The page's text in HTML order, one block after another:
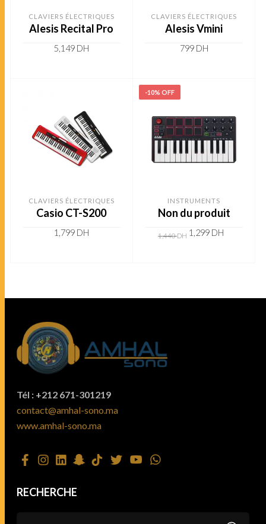
CLAVIERS ÉLECTRIQUES
Alesis Recital Pro
5,149 DH
CLAVIERS ÉLECTRIQUES
Alesis Vmini
799 DH
CLAVIERS ÉLECTRIQUES
Casio CT-S200
1,799 DH
-10% OFF
INSTRUMENTS
Non du produit
1,440DH 1,299 DH
Tél : +212 671-301219
contact@amhal-sono.ma
www.amhal-sono.ma
RECHERCHE